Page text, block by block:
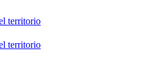
territorio
territorio